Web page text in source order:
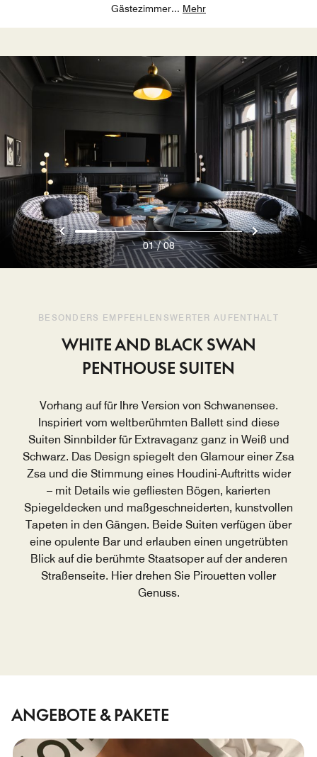
Gästezimmer... Mehr
BESONDERS EMPFEHLENSWERTER AUFENTHALT
WHITE AND BLACK SWAN
PENTHOUSE SUITEN
Vorhang auf für Ihre Version von Schwanensee.
Inspiriert vom weltberühmten Ballett sind diese
Suiten Sinnbilder für Extravaganz ganz in Weiß und
Schwarz. Das Design spiegelt den Glamour einer Zsa
Zsa und die Stimmung eines Houdini-Auftritts wider
– mit Details wie gefliesten Bögen, karierten
Spiegeldecken und maßgeschneiderten, kunstvollen
Tapeten in den Gängen. Beide Suiten verfügen über
eine opulente Bar und erlauben einen ungetrübten
Blick auf die berühmte Staatsoper auf der anderen
Straßenseite. Hier drehen Sie Pirouetten voller
Genuss.
01 / 08
ANGEBOTE & PAKETE